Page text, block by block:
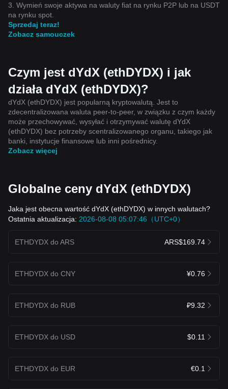
3. Wymień swoje aktywa na waluty fiat na rynku P2P lub na USDT
na rynku spot.
Sprzedaj teraz!
Zobacz samouczek
Czym jest dYdX (ethDYDX) i jak
działa dYdX (ethDYDX)?
dYdX (ethDYDX) jest popularną kryptowalutą. Jest to
zdecentralizowana waluta peer-to-peer, w związku z czym każdy
może przechowywać, wysyłać i otrzymywać walutę dYdX
(ethDYDX) bez potrzeby scentralizowanego organu, takiego jak
banki, instytucje finansowe lub inni pośrednicy.
Zobacz więcej
Globalne ceny dYdX (ethDYDX)
Jaka jest obecna wartość dYdX (ethDYDX) w innych walutach?
Ostatnia aktualizacja: 2026-08-08 05:07:46（UTC+0）
ETHDYDX do ARS ARS$169.74
ETHDYDX do CNY ¥0.76
ETHDYDX do RUB ₽9.32
ETHDYDX do USD $0.11
ETHDYDX do EUR €0.1